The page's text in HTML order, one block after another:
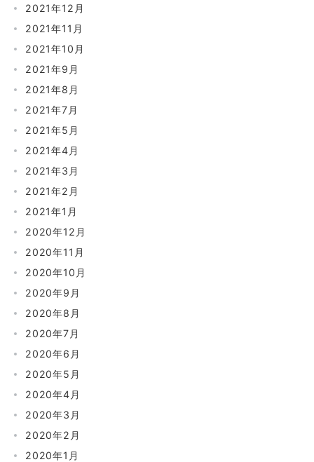
2021年12月
2021年11月
2021年10月
2021年9月
2021年8月
2021年7月
2021年5月
2021年4月
2021年3月
2021年2月
2021年1月
2020年12月
2020年11月
2020年10月
2020年9月
2020年8月
2020年7月
2020年6月
2020年5月
2020年4月
2020年3月
2020年2月
2020年1月